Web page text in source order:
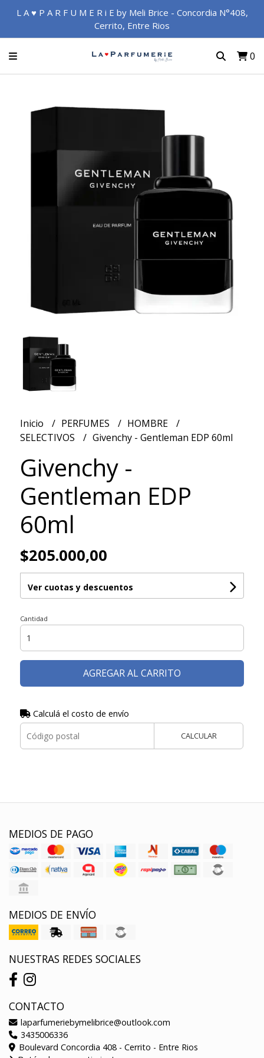
L A ♥ P A R F U M E R i E by Meli Brice - Concordia N°408,
Cerrito, Entre Rios
0
Inicio PERFUMES
HOMBRE
SELECTIVOS
Givenchy - Gentleman EDP 60ml
Givenchy -
Gentleman EDP
60ml
$205.000,00
Ver cuotas y descuentos
Cantidad
AGREGAR AL CARRITO
Calculá el costo de envío
CALCULAR
MEDIOS DE PAGO
MEDIOS DE ENVÍO
NUESTRAS REDES SOCIALES
CONTACTO
laparfumeriebymelibrice@outlook.com
3435006336
Boulevard Concordia 408 - Cerrito - Entre Rios